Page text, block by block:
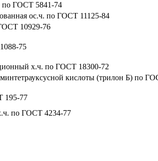
по ГОСТ 5841-74
ос.ч. по ГОСТ 11125-84
10929-76
75
х.ч. по ГОСТ 18300-72
кислоты (трилон Б) по
195-77
по ГОСТ 4234-77